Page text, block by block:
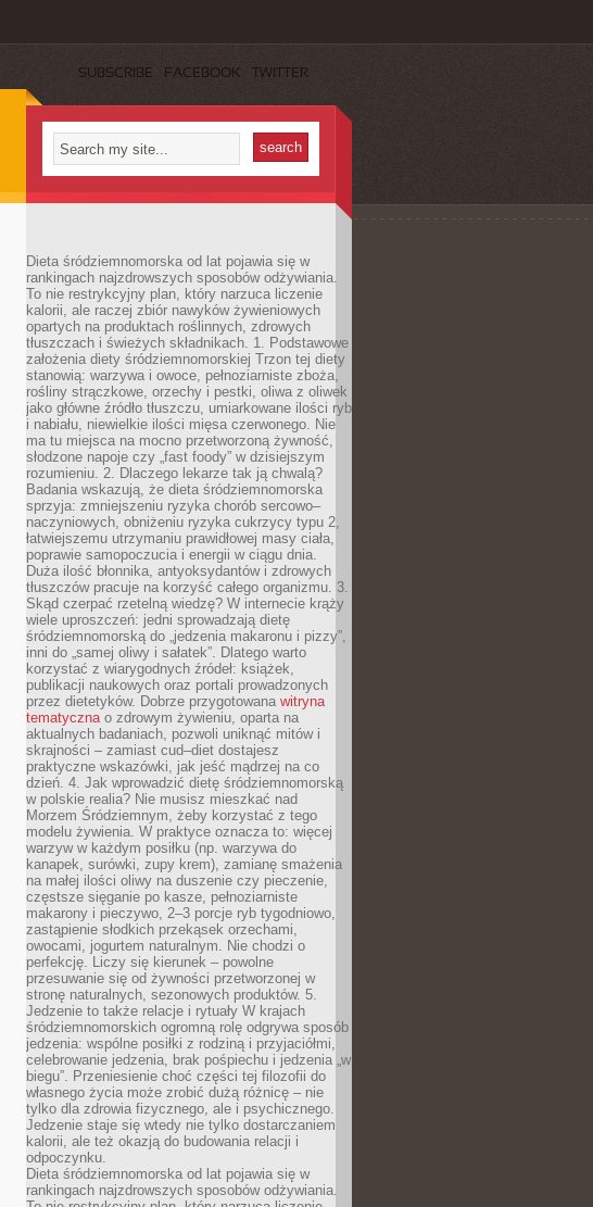
SUBSCRIBE FACEBOOK TWITTER
Dieta śródziemnomorska od lat pojawia się w
rankingach najzdrowszych sposobów odżywiania.
To nie restrykcyjny plan, który narzuca liczenie
kalorii, ale raczej zbiór nawyków żywieniowych
opartych na produktach roślinnych, zdrowych
tłuszczach i świeżych składnikach. 1. Podstawowe
założenia diety śródziemnomorskiej Trzon tej diety
stanowią: warzywa i owoce, pełnoziarniste zboża,
rośliny strączkowe, orzechy i pestki, oliwa z oliwek
jako główne źródło tłuszczu, umiarkowane ilości ryb
i nabiału, niewielkie ilości mięsa czerwonego. Nie
ma tu miejsca na mocno przetworzoną żywność,
słodzone napoje czy „fast foody” w dzisiejszym
rozumieniu. 2. Dlaczego lekarze tak ją chwalą?
Badania wskazują, że dieta śródziemnomorska
sprzyja: zmniejszeniu ryzyka chorób sercowo–
naczyniowych, obniżeniu ryzyka cukrzycy typu 2,
łatwiejszemu utrzymaniu prawidłowej masy ciała,
poprawie samopoczucia i energii w ciągu dnia.
Duża ilość błonnika, antyoksydantów i zdrowych
tłuszczów pracuje na korzyść całego organizmu. 3.
Skąd czerpać rzetelną wiedzę? W internecie krąży
wiele uproszczeń: jedni sprowadzają dietę
śródziemnomorską do „jedzenia makaronu i pizzy”,
inni do „samej oliwy i sałatek”. Dlatego warto
korzystać z wiarygodnych źródeł: książek,
publikacji naukowych oraz portali prowadzonych
przez dietetyków. Dobrze przygotowana witryna
tematycznao zdrowym żywieniu, oparta na
aktualnych badaniach, pozwoli uniknąć mitów i
skrajności – zamiast cud–diet dostajesz
praktyczne wskazówki, jak jeść mądrzej na co
dzień. 4. Jak wprowadzić dietę śródziemnomorską
w polskie realia? Nie musisz mieszkać nad
Morzem Śródziemnym, żeby korzystać z tego
modelu żywienia. W praktyce oznacza to: więcej
warzyw w każdym posiłku (np. warzywa do
kanapek, surówki, zupy krem), zamianę smażenia
na małej ilości oliwy na duszenie czy pieczenie,
częstsze sięganie po kasze, pełnoziarniste
makarony i pieczywo, 2–3 porcje ryb tygodniowo,
zastąpienie słodkich przekąsek orzechami,
owocami, jogurtem naturalnym. Nie chodzi o
perfekcję. Liczy się kierunek – powolne
przesuwanie się od żywności przetworzonej w
stronę naturalnych, sezonowych produktów. 5.
Jedzenie to także relacje i rytuały W krajach
śródziemnomorskich ogromną rolę odgrywa sposób
jedzenia: wspólne posiłki z rodziną i przyjaciółmi,
celebrowanie jedzenia, brak pośpiechu i jedzenia „w
biegu”. Przeniesienie choć części tej filozofii do
własnego życia może zrobić dużą różnicę – nie
tylko dla zdrowia fizycznego, ale i psychicznego.
Jedzenie staje się wtedy nie tylko dostarczaniem
kalorii, ale też okazją do budowania relacji i
odpoczynku.
Dieta śródziemnomorska od lat pojawia się w
rankingach najzdrowszych sposobów odżywiania.